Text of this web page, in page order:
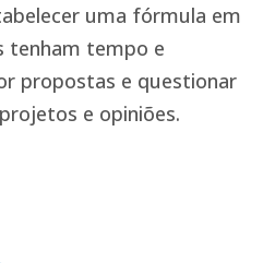
uma fórmula em
tenham tempo e
propostas e questionar
e opiniões.